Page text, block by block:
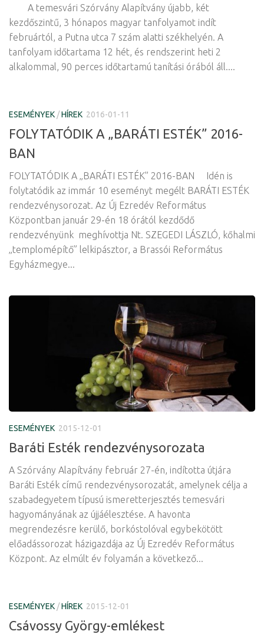
A temesvári Szórvány Alapítvány újabb, két
kezdőszintű, 3 hónapos magyar tanfolyamot indít
februártól, a Putna utca 7 szám alatti székhelyén. A
tanfolyam időtartama 12 hét, és rendszerint heti 2
alkalommal, 90 perces időtartamú tanítási órából áll....
ESEMÉNYEK /HÍREK 2016-01-11
FOLYTATÓDIK A „BARÁTI ESTÉK” 2016-
BAN
FOLYTATÓDIK A „BARÁTI ESTÉK” 2016-BAN Idén is
folytatódik az immár 10 eseményt megélt BARÁTI ESTÉK
rendezvénysorozat. Az Új Ezredév Református
Központban január 29-én 18 órától kezdődő
rendezvényünk meghívottja Nt. SZEGEDI LÁSZLÓ, kőhalmi
„templomépítő” lelkipásztor, a Brassói Református
Egyházmegye...
ESEMÉNYEK 2015-12-01
Baráti Esték rendezvénysorozata
A Szórvány Alapítvány február 27-én, indította útjára
Baráti Esték című rendezvénysorozatát, amelynek célja a
szabadegyetem típusú ismeretterjesztés temesvári
hagyományának az újjáélesztése. A havonta
megrendezésre kerülő, borkóstolóval egybekötött
előadássorozat házigazdája az Új Ezredév Református
Központ. Az elmúlt év folyamán a következő...
ESEMÉNYEK /HÍREK 2015-12-01
Csávossy György-emlékest